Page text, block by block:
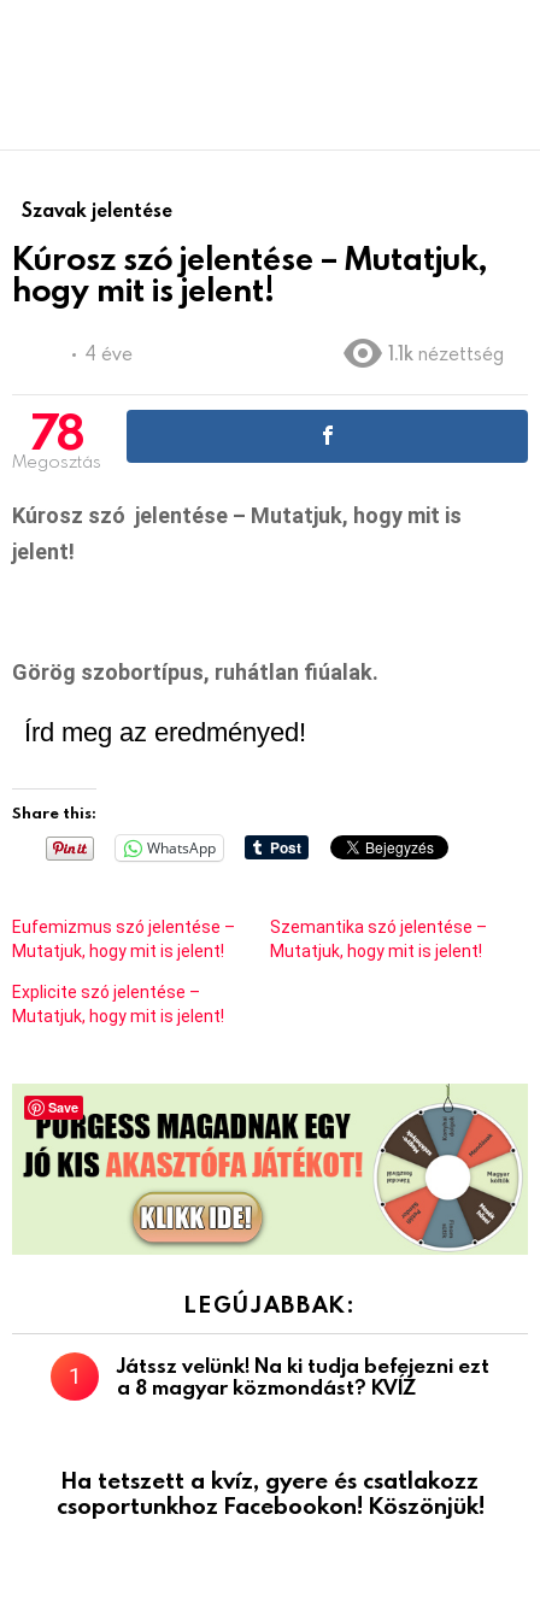
Szavak jelentése
Kúrosz szó jelentése – Mutatjuk,
hogy mit is jelent!
4 éve 1.1k nézettség
78
Megosztás
Kúrosz szó jelentése – Mutatjuk, hogy mit is
jelent!
Görög szobortípus, ruhátlan fiúalak.
Írd meg az eredményed!
Share this:
WhatsApp
Eufemizmus szó jelentése –
Mutatjuk, hogy mit is jelent!
Szemantika szó jelentése –
Mutatjuk, hogy mit is jelent!
Explicite szó jelentése –
Mutatjuk, hogy mit is jelent!
LEGÚJABBAK:
Játssz velünk! Na ki tudja befejezni ezt
a 8 magyar közmondást? KVÍZ
Ha tetszett a kvíz, gyere és csatlakozz
csoportunkhoz Facebookon! Köszönjük!
Save